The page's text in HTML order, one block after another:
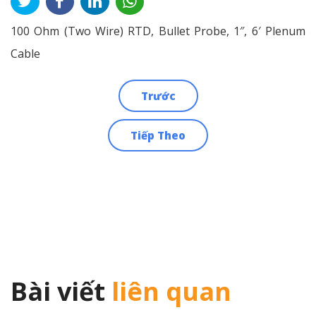
100 Ohm (Two Wire) RTD, Bullet Probe, 1″, 6′ Plenum
Cable
Trước
Tiếp Theo
Bài viết liên quan